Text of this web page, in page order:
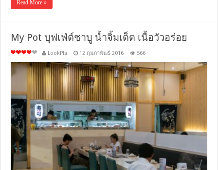
Read More »
My Pot บุฟเฟ่ต์ชาบู น้ำจิ้มเด็ด เนื้อวัวอร่อย
LookPla 12 กุมภาพันธ์ 2016 566